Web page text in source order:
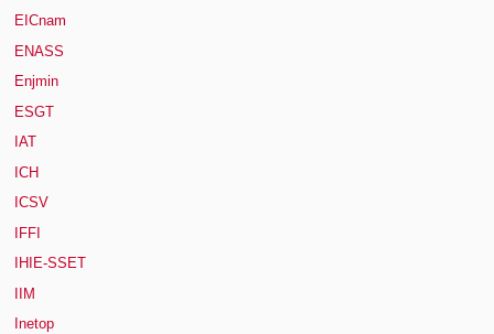
EICnam
ENASS
Enjmin
ESGT
IAT
ICH
ICSV
IFFI
IHIE-SSET
IIM
Inetop